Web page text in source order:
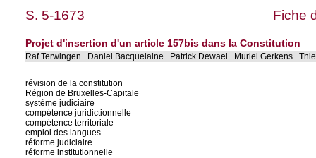
S. 5-1673 Fiche
Projet d'insertion d'un article 157bis dans la Constitution
Raf Terwingen Daniel Bacquelaine Patrick Dewael Muriel Gerkens
révision de la constitution
Région de Bruxelles-Capitale
système judiciaire
compétence juridictionnelle
compétence territoriale
emploi des langues
réforme judiciaire
réforme institutionnelle